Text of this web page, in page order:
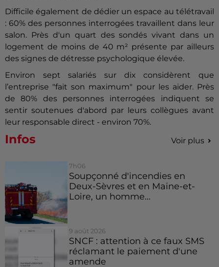
Difficile également de dédier un espace au télétravail
: 60% des personnes interrogées travaillent dans leur
salon. Près d'un quart des sondés vivant dans un
logement de moins de 40 m² présente par ailleurs
des signes de détresse psychologique élevée.
Environ sept salariés sur dix considèrent que
l’entreprise "fait son maximum" pour les aider. Près
de 80% des personnes interrogées indiquent se
sentir soutenues d'abord par leurs collègues avant
leur responsable direct - environ 70%.
Infos Voir plus
7h06
Soupçonné d'incendies en
Deux-Sèvres et en Maine-et-
Loire, un homme...
9 août 2026
SNCF : attention à ce faux SMS
réclamant le paiement d'une
amende